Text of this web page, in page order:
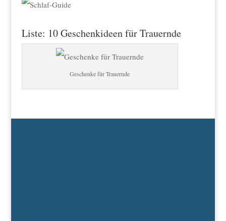
Liste: 10 Geschenkideen für Trauernde
Geschenke für Trauernde